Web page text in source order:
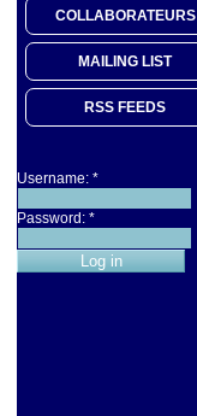
COLLABORATEURS
MAILING LIST
RSS FEEDS
Username: *
Password: *